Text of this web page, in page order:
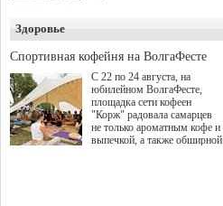
Здоровье
Спортивная кофейня на ВолгаФесте
С 22 по 24 августа, на
юбилейном ВолгаФесте,
площадка сети кофеен
"Корж" радовала самарцев
не только ароматным кофе и
выпечкой, а также обширной